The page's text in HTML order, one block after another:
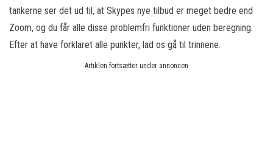
tankerne ser det ud til, at Skypes nye tilbud er meget bedre end
Zoom, og du får alle disse problemfri funktioner uden beregning.
Efter at have forklaret alle punkter, lad os gå til trinnene.
Artiklen fortsætter under annoncen